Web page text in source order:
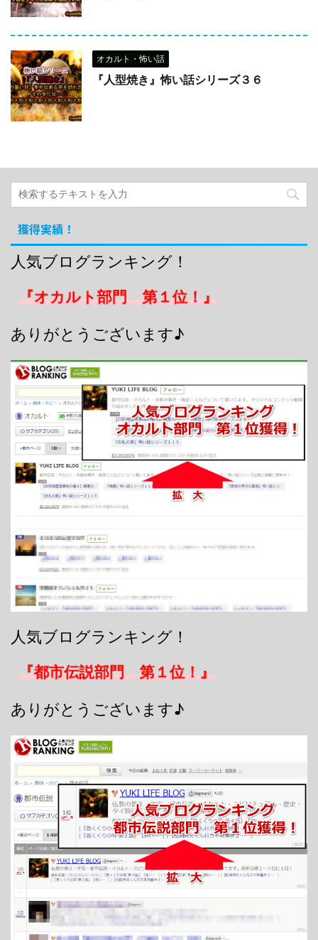
オカルト・怖い話
『人型焼き』怖い話シリーズ３６
獲得実績！
人気ブログランキング！
『オカルト部門 第１位！』
ありがとうございます♪
人気ブログランキング！
『都市伝説部門 第１位！』
ありがとうございます♪